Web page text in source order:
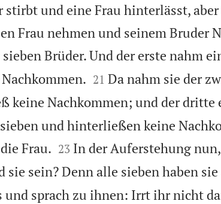
stirbt und eine Frau hinterlässt,
Frau nehmen und seinem Bruder
Brüder. Und der erste nahm

21 Da nahm sie der
keine Nachkommen; und der dritte
und hinterließen keine
Frau.
23 In der Auferstehung
sie sein? Denn alle sieben haben
und sprach zu ihnen: Irrt ihr nicht